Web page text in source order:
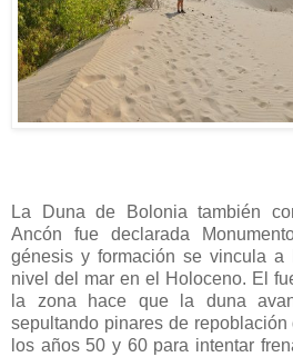
La Duna de Bolonia también
Ancón fue declarada
génesis y formación se vincula a
nivel del mar en el Holoceno. El
la zona hace que la duna
sepultando pinares de
los años 50 y 60 para intentar